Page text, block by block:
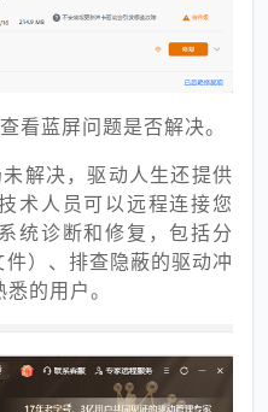
看蓝屏问题是否解决。
解决，驱动人生还提供
术人员可以远程连接您
统诊断和修复，包括分
）、排查隐蔽的驱动冲
的用户。